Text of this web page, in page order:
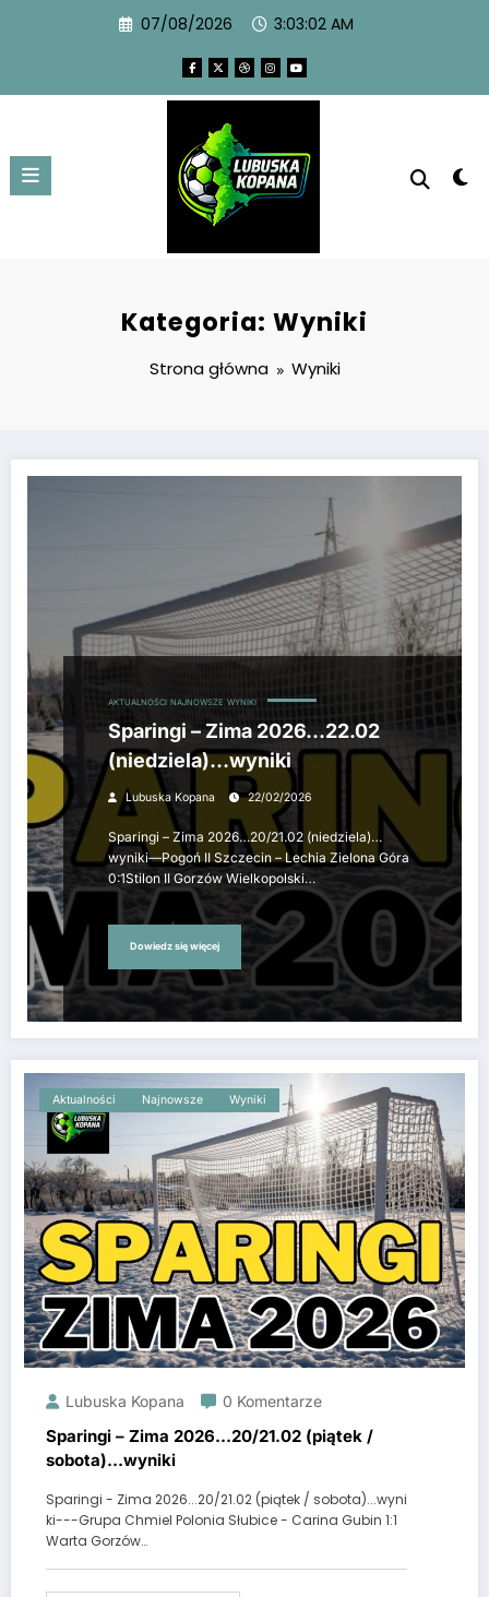
07/08/2026 3:03:03 AM
Kategoria: Wyniki
Strona główna Wyniki
AKTUALNOŚCI NAJNOWSZE WYNIKI
Sparingi – Zima 2026…22.02
(niedziela)…wyniki
Lubuska Kopana 22/02/2026
Sparingi – Zima 2026…20/21.02 (niedziela)…
wyniki—Pogoń II Szczecin – Lechia Zielona Góra
0:1Stilon II Gorzów Wielkopolski…
Dowiedz się więcej
Aktualności Najnowsze Wyniki
Lubuska Kopana 0 Komentarze
Sparingi – Zima 2026…20/21.02 (piątek /
sobota)…wyniki
Sparingi - Zima 2026...20/21.02 (piątek / sobota)...wyni
ki---Grupa Chmiel Polonia Słubice - Carina Gubin 1:1
Warta Gorzów…